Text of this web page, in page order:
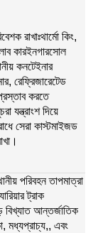
রাখাঃথার্মো কিং,
কারইনগারসোল
কনটেইনার
রেফ্রিজারেটেড
করতে
যন্ত্রাংশ দিয়ে
সেরা কাস্টমাইজড
পরিবহন তাপমাত্রা
ট্রাক
বিখ্যাত আন্তর্জাতিক
মধ্যপ্রাচ্য,, এবং